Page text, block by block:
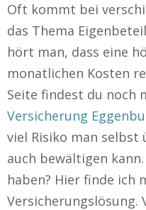
Oft kommt bei
das Thema
hört man, dass eine
monatlichen Kosten
Seite findest du noch
Versicherung
viel Risiko man
auch bewältigen
haben? Hier finde ich
Versicherungslösung.